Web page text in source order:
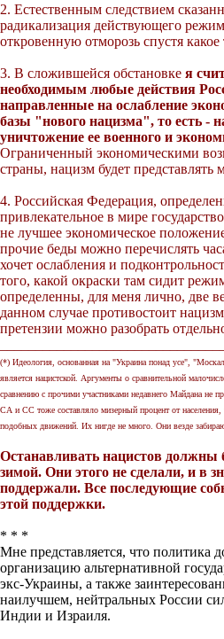
2. Естественным следствием
радикализация действующего
откровенную отморозь спустя
3. В сложившейся обстановке я
необходимым любые действия
направленные на ослабление
базы "нового нацизма", то есть -
уничтожение ее военного и
Ограниченный экономическими
страны, нацизм будет представлять
4. Российская Федерация,
привлекательное в мире
не лучшее экономическое
прочие беды можно перечислять
хочет ослабления и
того, какой окраски там сидит
определенны, для меня лично, две
данном случае противостоит
претензии можно разобрать
(*) Идеология, основанная на "Украина понад усе",
является нацистской. Аргументы о сравнительной
сравнению с прочими участниками недавнего Майдана не
СА и СС тоже составляло мизерный процент от населения,
подобных движений. Их нигде не много. Они везде
Останавливать нацистов
зимой. Они этого не сделали, и в
поддержали. Все последующие
этой поддержки.
* * *
Мне представляется, что политика
организацию альтернативной
экс-Украины, а также
наилучшем, нейтральных России
Индии и Израиля.